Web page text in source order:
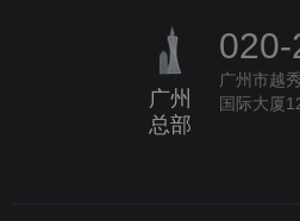
广州
总部
广州市越
国际大厦